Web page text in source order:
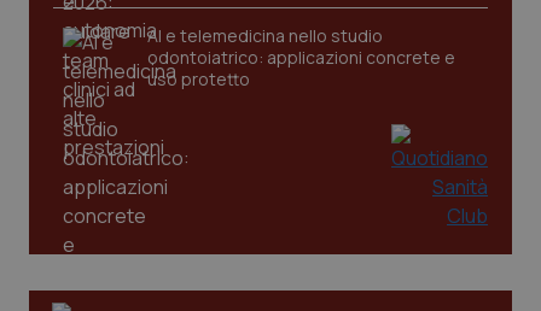
AI e telemedicina nello studio
odontoiatrico: applicazioni concrete e
uso protetto
tracking-sites-ironfish-
session-id
www.quotidianosanita.it
_ga